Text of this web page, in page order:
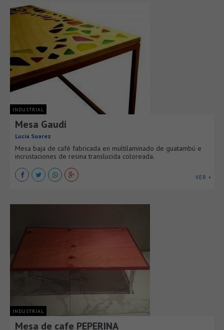
INDUSTRIAL
Mesa Gaudí
Lucia Suarez
Mesa baja de café fabricada en multilaminado de guatambú e
incrustaciones de resina translucida coloreada.
VER +
INDUSTRIAL
Mesa de cafe PEPERINA